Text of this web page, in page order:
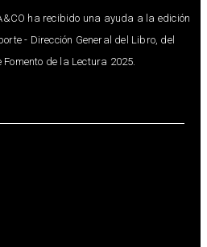
ha recibido una ayuda a la edición
- Dirección General del Libro, del
de la Lectura 2025.